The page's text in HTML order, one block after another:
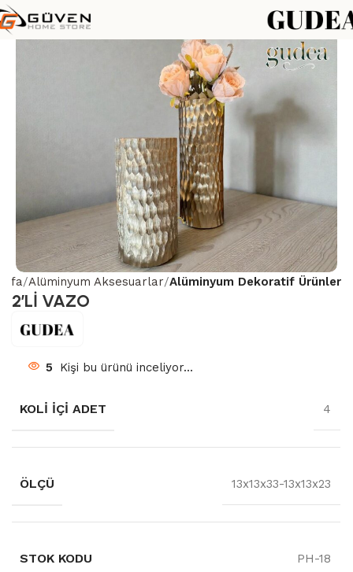
Alüminyum Aksesuarlar Alüminyum Dekoratif Ürünler
2’Lİ VAZO
5 Kişi bu ürünü inceliyor...
KOLI İÇI ADET 4
ÖLÇÜ 13x13x33-13x13x23
STOK KODU PH-18